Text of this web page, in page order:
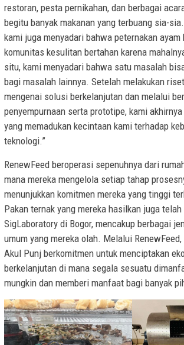
restoran, pesta pernikahan, dan berbagai
begitu banyak makanan yang terbuang sia-
kami juga menyadari bahwa peternakan
komunitas kesulitan bertahan karena
situ, kami menyadari bahwa satu masalah
bagi masalah lainnya. Setelah melakukan
mengenai solusi berkelanjutan dan melalui
penyempurnaan serta prototipe, kami
yang memadukan kecintaan kami terhadap
teknologi.”
RenewFeed beroperasi sepenuhnya dari
mana mereka mengelola setiap tahap
menunjukkan komitmen mereka yang tinggi
Pakan ternak yang mereka hasilkan juga
SigLaboratory di Bogor, mencakup berbagai
umum yang mereka olah. Melalui
Akul Punj berkomitmen untuk menciptakan
berkelanjutan di mana segala sesuatu
mungkin dan memberi manfaat bagi banyak